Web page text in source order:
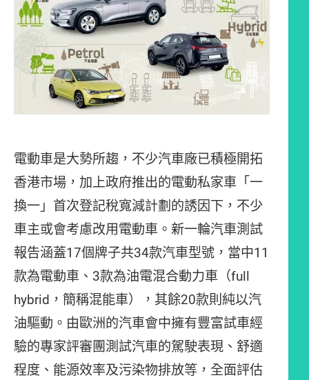
電動車是大勢所趨，不少汽車廠已積極開拓
香港市場，加上政府推出的電動私家車「一
換一」首次登記稅寬減計劃的誘因下，不少
車主或會考慮改用電動車。新一輪汽車測試
報告涵蓋17個牌子共34款汽車型號，當中11
款為電動車、3款為油電混合動力車（full
hybrid，簡稱混能車），其餘20款則純以汽
油驅動。由歐洲的汽車會中擁有豐富試車經
驗的專家評審團測試汽車的駕駛表現、舒適
程度、能源效率及污染物排放等，全面評估